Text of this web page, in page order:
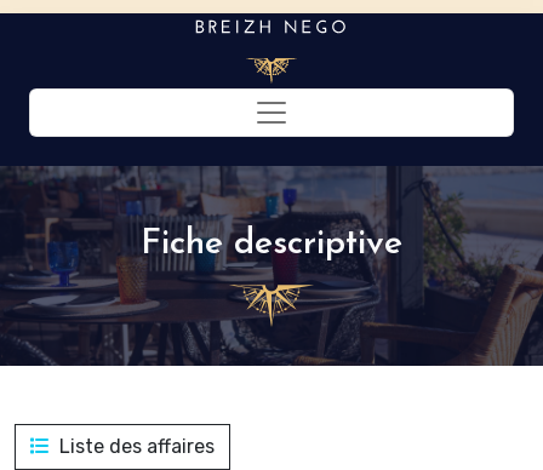
Toggle navigation
Fiche descriptive
Liste des affaires